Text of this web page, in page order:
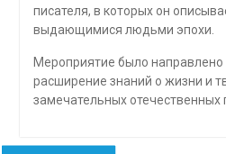
писателя, в которых он
выдающимися людьми эпохи.
Мероприятие было
расширение знаний о жизни и
замечательных отечественных
Навигация